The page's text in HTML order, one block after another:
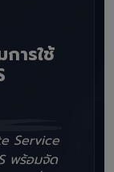
ารใช้
Service
พร้อมจัด